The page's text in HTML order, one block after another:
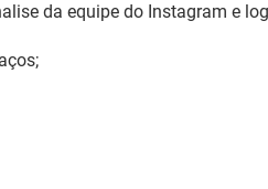
da equipe do Instagram e